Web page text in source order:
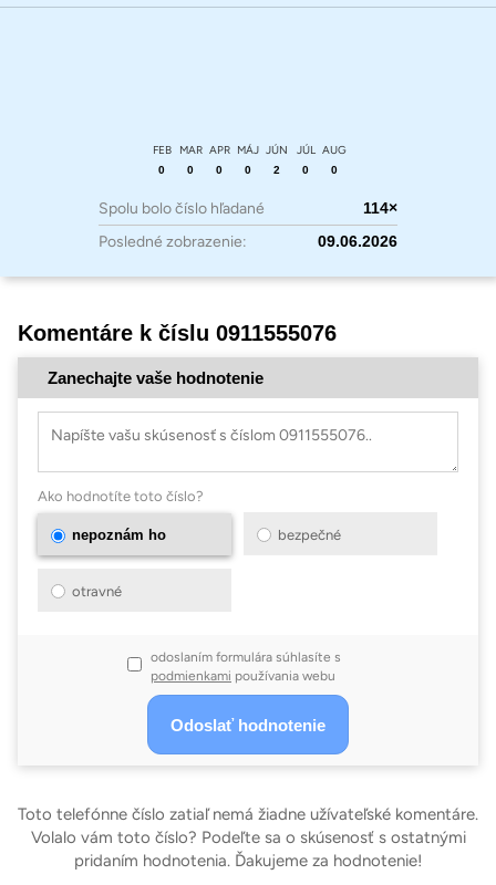
FEB
0
MAR
0
APR
0
MÁJ
0
JÚN
2
JÚL
0
AUG
0
Spolu bolo číslo hľadané 114×
Posledné zobrazenie: 09.06.2026
Komentáre k číslu 0911555076
Zanechajte vaše hodnotenie
Ako hodnotíte toto číslo?
nepoznám ho bezpečné
otravné
odoslaním formulára súhlasíte s
podmienkami používania webu
Toto telefónne číslo zatiaľ nemá žiadne užívateľské komentáre.
Volalo vám toto číslo? Podeľte sa o skúsenosť s ostatnými
pridaním hodnotenia. Ďakujeme za hodnotenie!